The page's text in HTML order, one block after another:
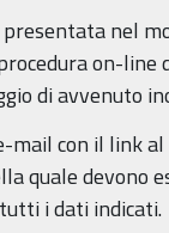
nel
on-line
di avvenuto
mail con il link
quale devono
i dati indicati.